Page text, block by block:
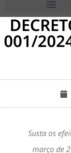
001/
Susta os
março de